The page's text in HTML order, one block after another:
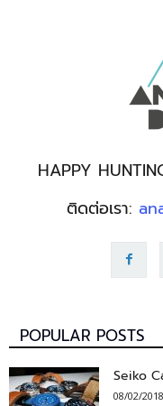
HAPPY
ติดต่อเรา:
POPULAR POSTS
Seiko
08/02/2018